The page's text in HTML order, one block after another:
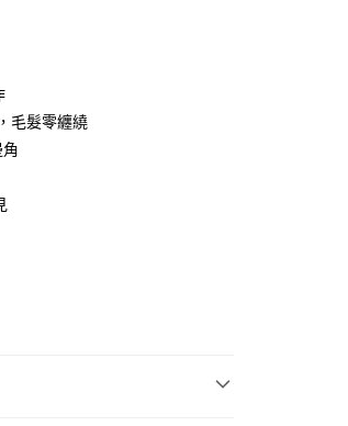
台中商業銀行
兆豐國際商業銀行
毛髮零纏繞